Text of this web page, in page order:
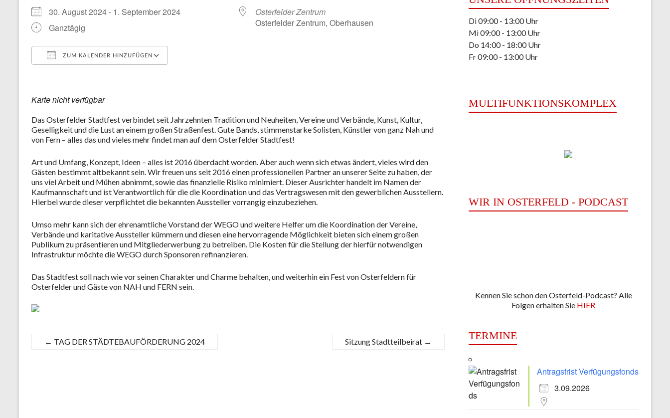
30. August 2024 - 1. September 2024
Ganztägig
ZUM KALENDER HINZUFÜGEN
Osterfelder Zentrum
Osterfelder Zentrum, Oberhausen
Karte nicht verfügbar
Das Osterfelder Stadtfest verbindet seit Jahrzehnten Tradition und Neuheiten, Vereine und Verbände, Kunst, Kultur,
Geselligkeit und die Lust an einem großen Straßenfest. Gute Bands, stimmenstarke Solisten, Künstler von ganz Nah und
von Fern – alles das und vieles mehr findet man auf dem Osterfelder Stadtfest!
Art und Umfang, Konzept, Ideen – alles ist 2016 überdacht worden. Aber auch wenn sich etwas ändert, vieles wird den
Gästen bestimmt altbekannt sein. Wir freuen uns seit 2016 einen professionellen Partner an unserer Seite zu haben, der
uns viel Arbeit und Mühen abnimmt, sowie das finanzielle Risiko minimiert. Dieser Ausrichter handelt im Namen der
Kaufmannschaft und ist Verantwortlich für die die Koordination und das Vertragswesen mit den gewerblichen Ausstellern.
Hierbei wurde dieser verpflichtet die bekannten Aussteller vorrangig einzubeziehen.
Umso mehr kann sich der ehrenamtliche Vorstand der WEGO und weitere Helfer um die Koordination der Vereine,
Verbände und karitative Aussteller kümmern und diesen eine hervorragende Möglichkeit bieten sich einem großen
Publikum zu präsentieren und Mitgliederwerbung zu betreiben. Die Kosten für die Stellung der hierfür notwendigen
Infrastruktur möchte die WEGO durch Sponsoren refinanzieren.
Das Stadtfest soll nach wie vor seinen Charakter und Charme behalten, und weiterhin ein Fest von Osterfeldern für
Osterfelder und Gäste von NAH und FERN sein.
← TAG DER STÄDTEBAUFÖRDERUNG 2024 Sitzung Stadtteilbeirat →
Di 09:00 - 13:00 Uhr
Mi 09:00 - 13:00 Uhr
Do 14:00 - 18:00 Uhr
Fr 09:00 - 13:00 Uhr
MULTIFUNKTIONSKOMPLEX
WIR IN OSTERFELD - PODCAST
Kennen Sie schon den Osterfeld-Podcast? Alle
Folgen erhalten Sie HIER
TERMINE
Antragsfrist Verfügungsfonds
3.09.2026